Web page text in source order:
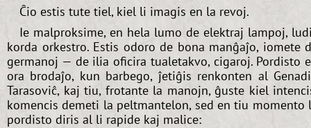
Ĉio estis tute tiel, kiel li imagis en la revoj.
Ie malproksime, en hela lumo de elektraj lampoj,
korda orkestro. Estis odoro de bona manĝaĵo, iomete
germanoj — de ilia oficira tualetakvo, cigaroj. Pordisto
ora brodaĵo, kun barbego, ĵetiĝis renkonten al
Tarasoviĉ, kaj tiu, frotante la manojn, ĝuste kiel
komencis demeti la peltmantelon, sed en tiu momento
pordisto diris al li rapide kaj malice: